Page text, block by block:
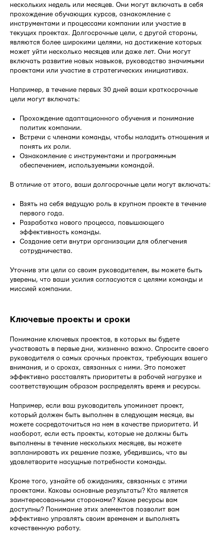
нескольких недель или месяцев. Они могут включать в себя
прохождение обучающих курсов, ознакомление с
инструментами и процессами компании или участие в
текущих проектах. Долгосрочные цели, с другой стороны,
являются более широкими целями, на достижение которых
может уйти несколько месяцев или даже лет. Они могут
включать развитие новых навыков, руководство значимыми
проектами или участие в стратегических инициативах.
Например, в течение первых 30 дней ваши краткосрочные
цели могут включать:
Прохождение адаптационного обучения и понимание
политик компании.
Встречи с членами команды, чтобы наладить отношения и
понять их роли.
Ознакомление с инструментами и программным
обеспечением, используемыми командой.
В отличие от этого, ваши долгосрочные цели могут включать:
Взять на себя ведущую роль в крупном проекте в течение
первого года.
Разработка нового процесса, повышающего
эффективность команды.
Создание сети внутри организации для облегчения
сотрудничества.
Уточнив эти цели со своим руководителем, вы можете быть
уверены, что ваши усилия согласуются с целями команды и
миссией компании.
Ключевые проекты и сроки
Понимание ключевых проектов, в которых вы будете
участвовать в первые дни, жизненно важно. Спросите своего
руководителя о самых срочных проектах, требующих вашего
внимания, и о сроках, связанных с ними. Это поможет
эффективно расставлять приоритеты в рабочей нагрузке и
соответствующим образом распределять время и ресурсы.
Например, если ваш руководитель упоминает проект,
который должен быть выполнен в следующем месяце, вы
можете сосредоточиться на нем в качестве приоритета. И
наоборот, если есть проекты, которые не должны быть
выполнены в течение нескольких месяцев, вы можете
запланировать их решение позже, убедившись, что вы
удовлетворите насущные потребности команды.
Кроме того, узнайте об ожиданиях, связанных с этими
проектами. Каковы основные результаты? Кто является
заинтересованными сторонами? Какие ресурсы вам
доступны? Понимание этих элементов позволит вам
эффективно управлять своим временем и выполнять
качественную работу.